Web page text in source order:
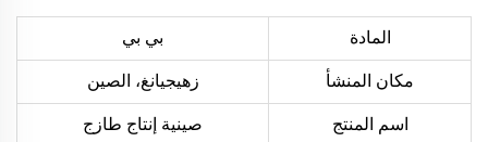
المادة بي بي
مكان المنشأ زهيجيانغ، الصين
اسم المنتج صينية إنتاج طازج